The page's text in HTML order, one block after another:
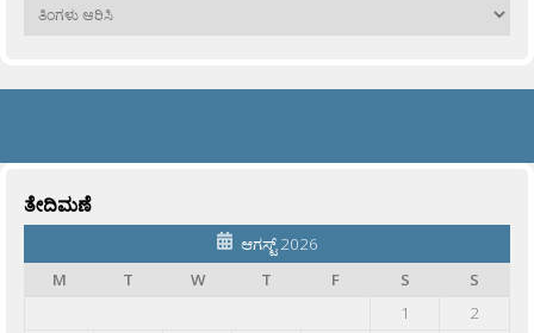
ಹಳೆಯವು
ತೇದಿಮಣೆ
ಆಗಸ್ಟ್ 2026
M
T W T F S
S
1
2